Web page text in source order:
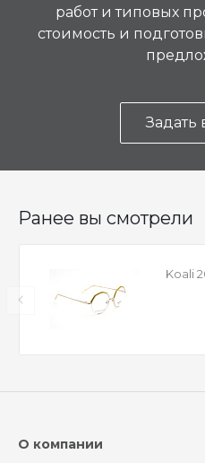
работ и типовых
стоимость и
Задать
Ранее вы смотрели
Koali
О компании